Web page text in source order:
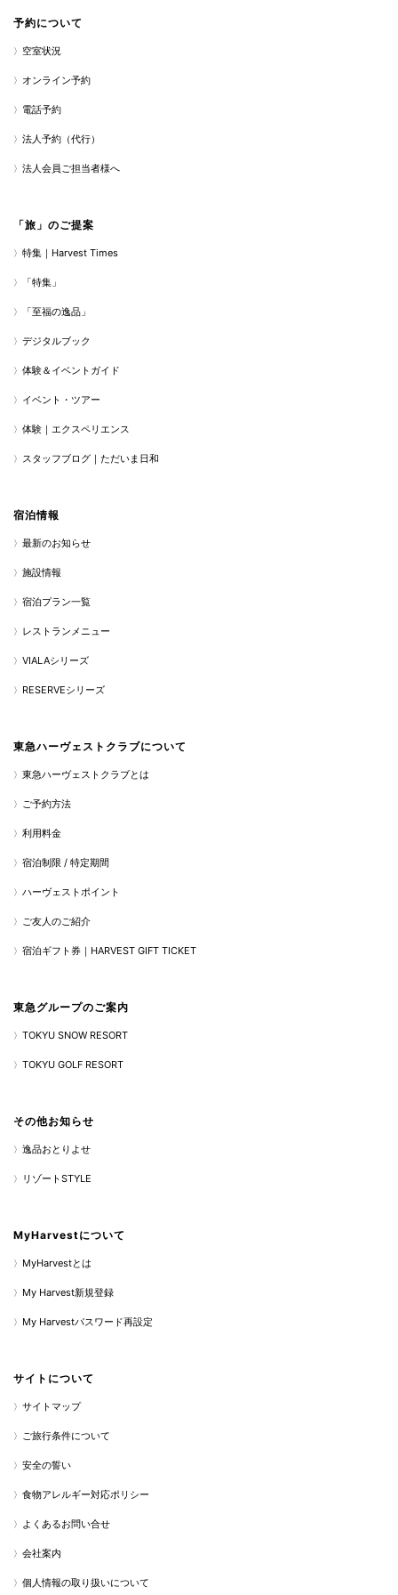
予約について
空室状況
オンライン予約
電話予約
法人予約（代行）
法人会員ご担当者様へ
「旅」のご提案
特集｜Harvest Times
「特集」
「至福の逸品」
デジタルブック
体験＆イベントガイド
イベント・ツアー
体験｜エクスペリエンス
スタッフブログ｜ただいま日和
宿泊情報
最新のお知らせ
施設情報
宿泊プラン一覧
レストランメニュー
VIALAシリーズ
RESERVEシリーズ
東急ハーヴェストクラブについて
東急ハーヴェストクラブとは
ご予約方法
利用料金
宿泊制限 / 特定期間
ハーヴェストポイント
ご友人のご紹介
宿泊ギフト券｜HARVEST GIFT TICKET
東急グループのご案内
TOKYU SNOW RESORT
TOKYU GOLF RESORT
その他お知らせ
逸品おとりよせ
リゾートSTYLE
MyHarvestについて
MyHarvestとは
My Harvest新規登録
My Harvestパスワード再設定
サイトについて
サイトマップ
ご旅行条件について
安全の誓い
食物アレルギー対応ポリシー
よくあるお問い合せ
会社案内
個人情報の取り扱いについて